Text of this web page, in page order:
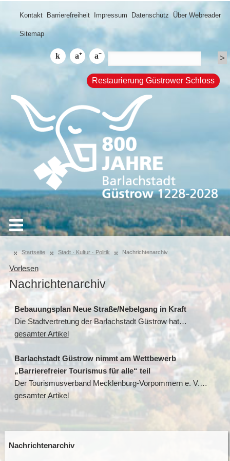
Kontakt Barrierefreiheit Impressum Datenschutz Über Webreader
Sitemap
Restaurierung Güstrower Schloss
Startseite Stadt · Kultur · Politik Nachrichtenarchiv
Vorlesen
Nachrichtenarchiv
Bebauungsplan Neue Straße/Nebelgang in Kraft
Die Stadtvertretung der Barlachstadt Güstrow hat…
gesamter Artikel
Barlachstadt Güstrow nimmt am Wettbewerb
„Barrierefreier Tourismus für alle“ teil
Der Tourismusverband Mecklenburg-Vorpommern e. V.…
gesamter Artikel
Nachrichtenarchiv